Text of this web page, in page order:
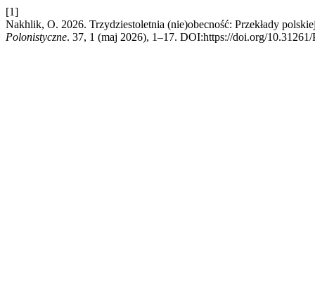
[1]
Nakhlik, O. 2026. Trzydziestoletnia (nie)obecność: Przekłady
Polonistyczne. 37, 1 (maj 2026), 1–17. DOI:https://doi.org/10.31261/